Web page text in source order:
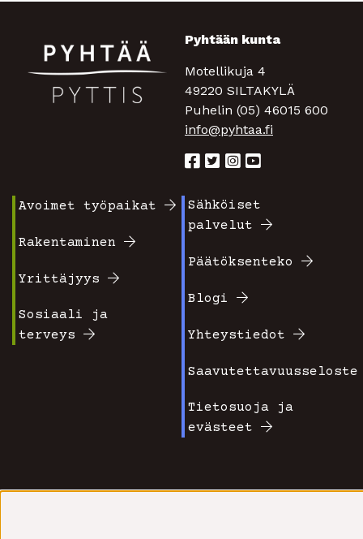
Pyhtään kunta
Motellikuja 4
49220 SILTAKYLÄ
Puhelin (05) 46015 600
info@pyhtaa.fi
valikko
1
Avoimet työpaikat
Rakentaminen
Yrittäjyys
Sosiaali ja
terveys
Footer
2
Sähköiset
palvelut
Päätöksenteko
Blogi
Yhteystiedot
Saavutettavuusseloste
Tietosuoja ja
evästeet